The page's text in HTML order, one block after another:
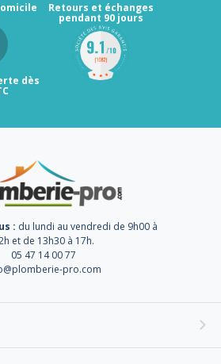
Retours et échanges
pendant 90 jours
dès
: du lundi au vendredi de 9h00 à
et de 13h30 à 17h.
05 47 14 00 77
pro.com